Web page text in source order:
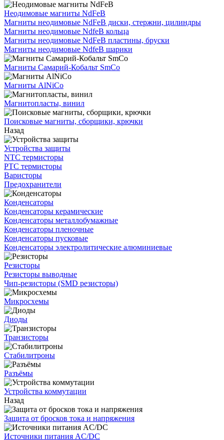
Неодимовые магниты NdFeB
Магниты неодимовые NdFeB диски, стержни, цилиндры
Магниты неодимовые NdfeB кольца
Магниты неодимовые NdFeB пластины, бруски
Магниты неодимовые NdfeB шарики
Магниты Самарий-Кобальт SmCo
Магниты AlNiCo
Магнитопласты, винил
Поисковые магниты, сборщики, крючки
Назад
Устройства защиты
NTC термисторы
PTC термисторы
Варисторы
Предохранители
Конденсаторы
Конденсаторы керамические
Конденсаторы металлобумажные
Конденсаторы пленочные
Конденсаторы пусковые
Конденсаторы электролитические алюминиевые
Резисторы
Резисторы выводные
Чип-резисторы (SMD резисторы)
Микросхемы
Диоды
Транзисторы
Стабилитроны
Разъёмы
Устройства коммутации
Назад
Защита от бросков тока и напряжения
Источники питания AC/DC